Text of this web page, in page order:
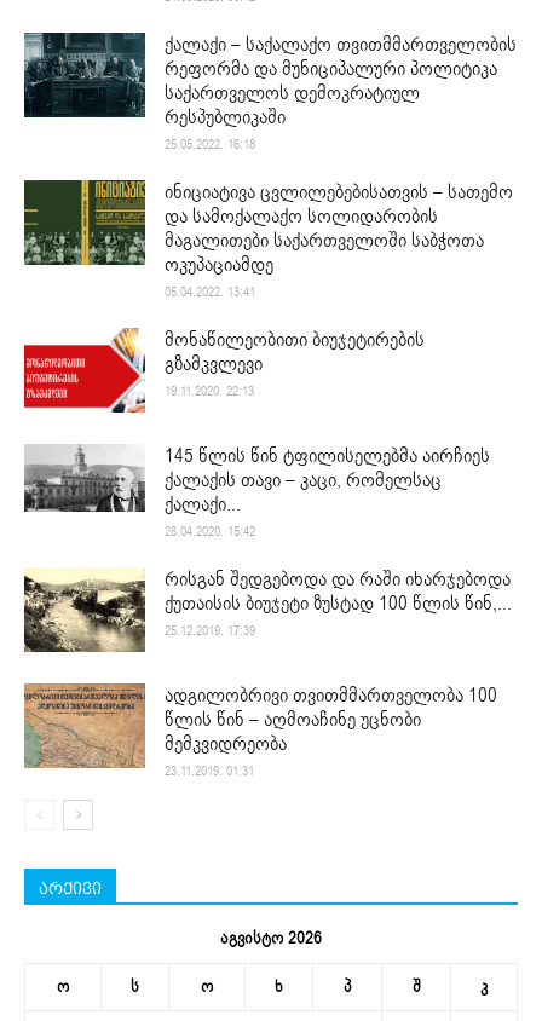
ქალაქი – საქალაქო თვითმმართველობის
რეფორმა და მუნიციპალური პოლიტიკა
საქართველოს დემოკრატიულ
რესპუბლიკაში
25.05.2022. 16:18
ინიციატივა ცვლილებებისათვის – სათემო
და სამოქალაქო სოლიდარობის
მაგალითები საქართველოში საბჭოთა
ოკუპაციამდე
05.04.2022. 13:41
მონაწილეობითი ბიუჯეტირების
გზამკვლევი
19.11.2020. 22:13
145 წლის წინ ტფილისელებმა აირჩიეს
ქალაქის თავი – კაცი, რომელსაც
ქალაქი...
28.04.2020. 15:42
რისგან შედგებოდა და რაში იხარჯებოდა
ქუთაისის ბიუჯეტი ზუსტად 100 წლის წინ,...
25.12.2019. 17:39
ადგილობრივი თვითმმართველობა 100
წლის წინ – აღმოაჩინე უცნობი
მემკვიდრეობა
23.11.2019. 01:31
არქივი
აგვისტო 2026
ო ს ო ხ პ შ კ